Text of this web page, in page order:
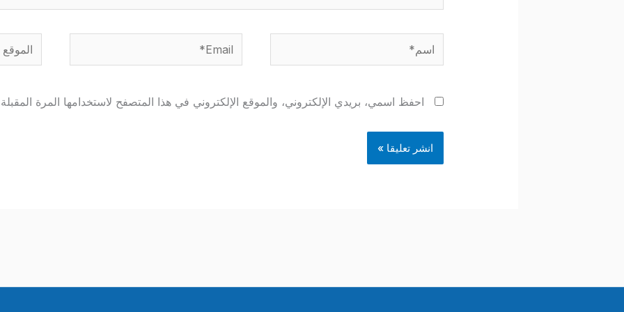
اسم* Email* الموقع
احفظ اسمي، بريدي الإلكتروني، والموقع الإلكتروني في هذا المتصفح لاستخدامها المرة